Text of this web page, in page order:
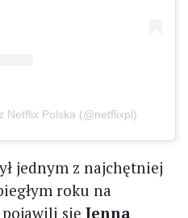
Netflix Polska (@netflixpl)
jednym z najchętniej
roku na
się Jenna